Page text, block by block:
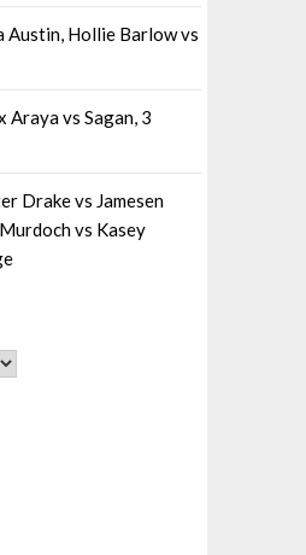
Hollie Barlow vs
vs Sagan, 3
Drake vs Jamesen
vs Kasey